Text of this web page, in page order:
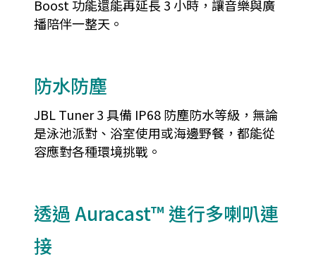
Boost 功能還能再延長 3 小時，讓音樂與廣
播陪伴一整天。
防水防塵
JBL Tuner 3 具備 IP68 防塵防水等級，無論
是泳池派對、浴室使用或海邊野餐，都能從
容應對各種環境挑戰。
透過 Auracast™ 進行多喇叭連
接